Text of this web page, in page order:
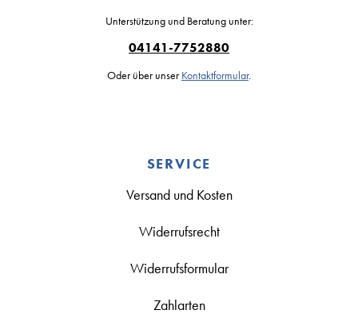
Unterstützung und Beratung unter:
04141-7752880
Oder über unser Kontaktformular.
SERVICE
Versand und Kosten
Widerrufsrecht
Widerrufsformular
Zahlarten